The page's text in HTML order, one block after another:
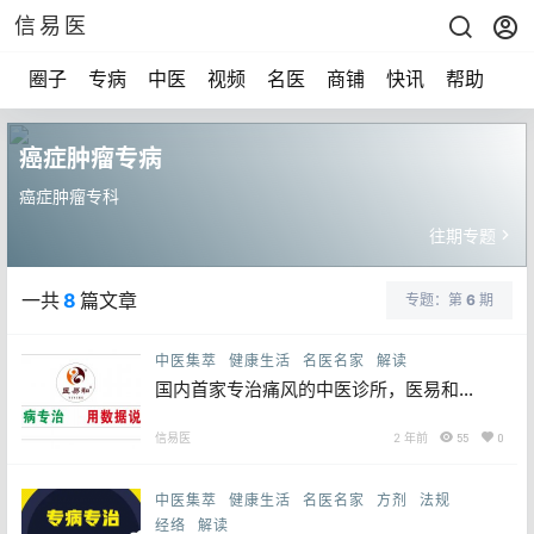
信易医
圈子 专病 中医 视频 名医 商铺 快讯 帮助
癌症肿瘤专病
癌症肿瘤专科
往期专题
一共8 篇文章 专题：第 6 期
中医集萃 健康生活 名医名家 解读
国内首家专治痛风的中医诊所，医易和医
信易医 2 年前 55 0
中医集萃 健康生活 名医名家 方剂
法规
经络
解读